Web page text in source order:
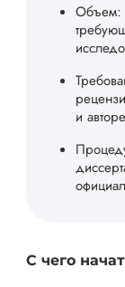
Объем:
и
С чего